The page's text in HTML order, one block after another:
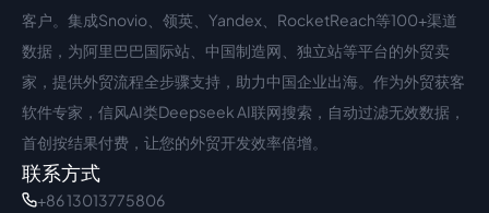
客户。集成Snovio、领英、Yandex、RocketReach等100+渠道
数据，为阿里巴巴国际站、中国制造网、独立站等平台的外贸卖
家，提供外贸流程全步骤支持，助力中国企业出海。作为外贸获客
软件专家，信风AI类Deepseek AI联网搜索，自动过滤无效数据，
首创按结果付费，让您的外贸开发效率倍增。
联系方式
+86 13013775806